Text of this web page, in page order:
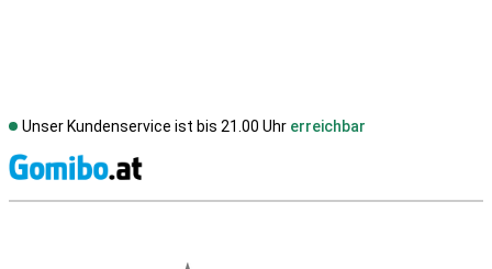
Unser Kundenservice ist bis 21.00 Uhr erreichbar